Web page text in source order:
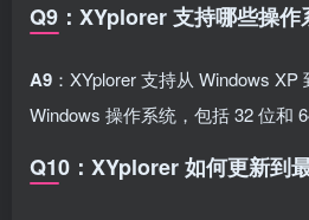
Q9：XYplorer 支持哪些操作
A9 ：XYplorer 支持从 Windows
Windows 操作系统，包括 32 位和
Q10：XYplorer 如何更新到